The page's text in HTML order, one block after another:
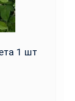
1 шт